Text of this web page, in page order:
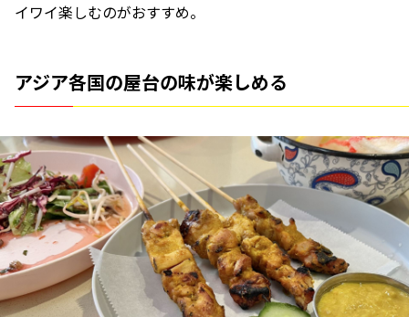
イワイ楽しむのがおすすめ。
アジア各国の屋台の味が楽しめる